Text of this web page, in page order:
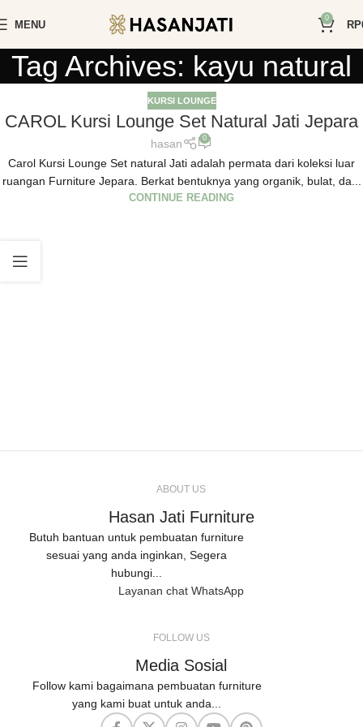
MENU
0
RP
Tag Archives: kayu natural
KURSI LOUNGE
CAROL Kursi Lounge Set Natural Jati Jepara
hasan 0
Carol Kursi Lounge Set natural Jati adalah permata dari koleksi luar
ruangan Furniture Jepara. Berkat bentuknya yang organik, bulat, da...
CONTINUE READING
ABOUT US
Hasan Jati Furniture
Butuh bantuan untuk pembuatan furniture
sesuai yang anda inginkan, Segera
hubungi...
Layanan chat WhatsApp
FOLLOW US
Media Sosial
Follow kami bagaimana pembuatan furniture
yang kami buat untuk anda...